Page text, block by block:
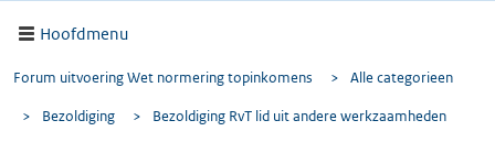
Hoofdmenu
Forum uitvoering Wet normering topinkomens > Alle categorieen
> Bezoldiging > Bezoldiging RvT lid uit andere werkzaamheden